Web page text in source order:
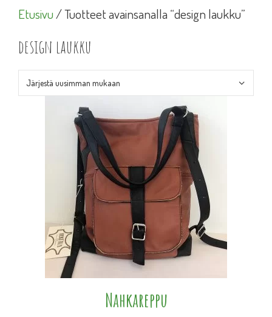
Etusivu/ Tuotteet avainsanalla “design laukku”
design laukku
Nahkareppu
muunnelma.
valinnat
tuotteen
sivulla.